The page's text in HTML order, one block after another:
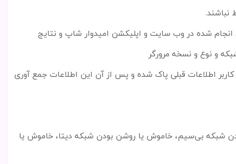
.
شده در وب سایت و اپلیکشن امیدوار شاپ و نتایج
و نوع و نسخه مرورگر
اطلاعات قبلی پاک شده و پس از آن این اطلاعات جمع آوری
شبکه بیسیم، خاموش یا روشن بودن شبکه دیتا، خاموش یا